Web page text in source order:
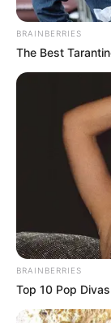
ΑΦΕΛΕΙΣ ΕΑΝ
ΑΠΟΨΕΙΣ
ΚΑΠΟΙΟΙ
ΕΙΝΑΙ ΧΡΟΝΙΑ
ΣΤΡΟΦΗ ΠΡΟΣ
ΑΥΤΟΥ ΝΑ ΒΡΕΙ
ΚΟΙΝΩΝΙΚΑ
FACEBOOK
BRAINBERRIES
The Best
BRAINBERRIES
Top 10 Pop